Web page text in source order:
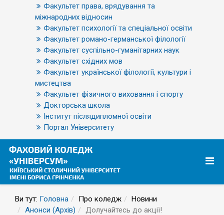
Факультет права, врядування та
міжнародних відносин
Факультет психології та спеціальної освіти
Факультет романо-германської філології
Факультет суспільно-гуманітарних наук
Факультет східних мов
Факультет української філології, культури і
мистецтва
Факультет фізичного виховання і спорту
Докторська школа
Інститут післядипломної освіти
Портал Університету
Ви тут: Головна Про коледж
Новини
Анонси (Архів)
Долучайтесь до акції!